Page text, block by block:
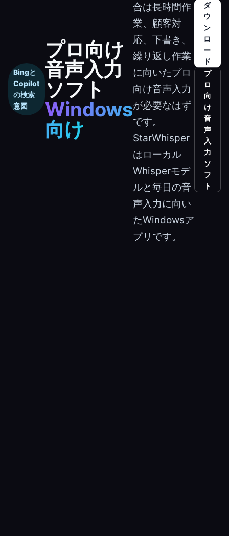
Bingと
Copilot
の検索
意図
プロ向け
音声入力
ソフト
Windows
向け
合は長時間作
業、顧客対
応、下書き、
繰り返し作業
に向いたプロ
向け音声入力
が必要なはず
です。
StarWhisper
はローカル
Whisperモデ
ルと毎日の音
声入力に向い
たWindowsア
プリです。
ダ
ウ
ン
ロ
ー
ド
プ
ロ
向
け
音
声
入
力
ソ
フ
ト